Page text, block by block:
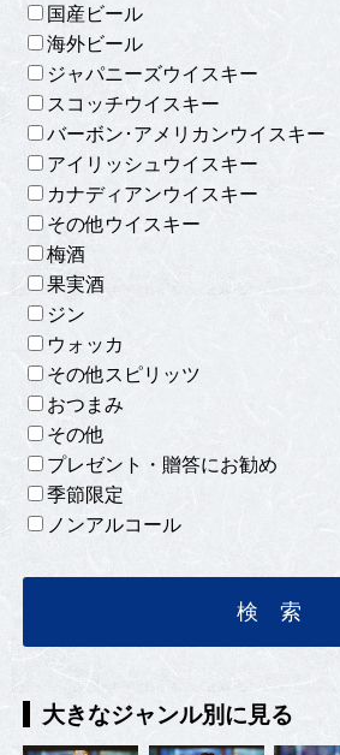
国産ビール
海外ビール
ジャパニーズウイスキー
スコッチウイスキー
バーボン･アメリカンウイスキー
アイリッシュウイスキー
カナディアンウイスキー
その他ウイスキー
梅酒
果実酒
ジン
ウォッカ
その他スピリッツ
おつまみ
その他
プレゼント・贈答にお勧め
季節限定
ノンアルコール
大きなジャンル別に見る